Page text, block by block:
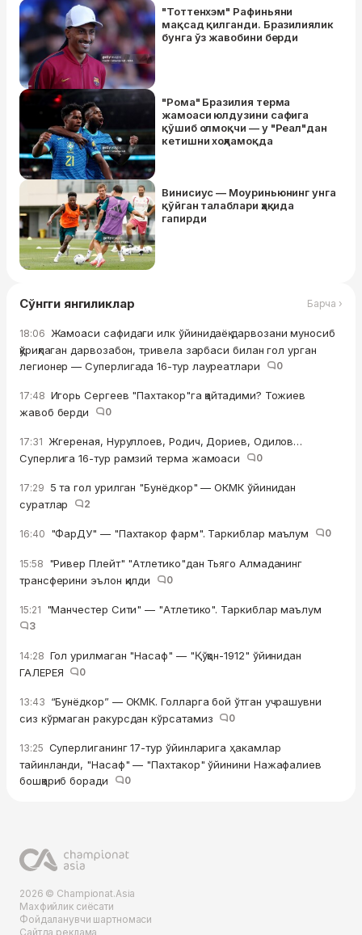
"Тоттенхэм" Рафиньяни
мақсад қилганди. Бразилиялик
бунга ўз жавобини берди
"Рома" Бразилия терма
жамоаси юлдузини сафига
қўшиб олмоқчи — у "Реал"дан
кетишни хоҳламоқда
Винисиус — Моуриньюнинг унга
қўйган талаблари ҳақида
гапирди
Сўнгги янгиликлар Барча ›
18:06 Жамоаси сафидаги илк ўйинидаёқ дарвозани муносиб
қўриқлаган дарвозабон, тривела зарбаси билан гол урган
легионер — Суперлигада 16-тур лауреатлари
0
17:48 Игорь Сергеев "Пахтакор"га қайтадими? Тожиев
жавоб берди
0
17:31 Жгереная, Нуруллоев, Родич, Дориев, Одилов…
Суперлига 16-тур рамзий терма жамоаси
0
17:29 5 та гол урилган "Бунёдкор" — ОКМК ўйинидан
суратлар
2
16:40 "ФарДУ" — "Пахтакор фарм". Таркиблар маълум 0
15:58 "Ривер Плейт" "Атлетико"дан Тьяго Алмаданинг
трансферини эълон қилди
0
15:21 "Манчестер Сити" — "Атлетико". Таркиблар маълум
3
14:28 Гол урилмаган "Насаф" — "Қўқон-1912" ўйинидан
ГАЛЕРЕЯ
0
13:43 “Бунёдкор” — ОКМК. Голларга бой ўтган учрашувни
сиз кўрмаган ракурсдан кўрсатамиз
0
13:25 Суперлиганинг 17-тур ўйинларига ҳакамлар
тайинланди, "Насаф" — "Пахтакор" ўйинини Нажафалиев
бошқариб боради
0
2026 © Championat.Asia
Махфийлик сиёсати
Фойдаланувчи шартномаси
Сайтда реклама